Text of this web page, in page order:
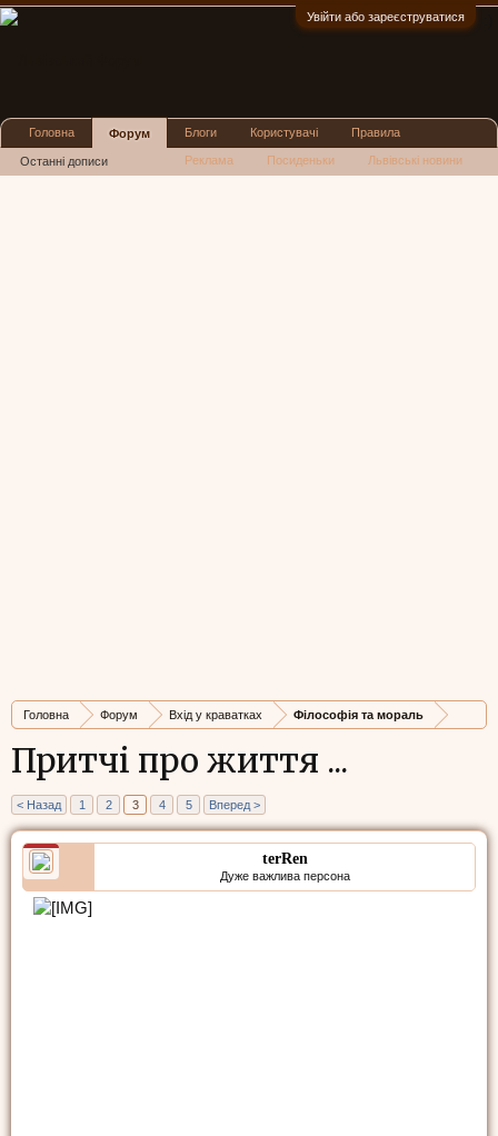
Увійти або зареєструватися
Головна Форум Вхід у краватках Філософія та мораль
Притчі про життя ...
< Назад 1 2 3 4 5 Вперед >
terRen
Дуже важлива персона
Головна Форум
Останні дописи
Блоги Користувачі Правила
Реклама Посиденьки Львівські новини